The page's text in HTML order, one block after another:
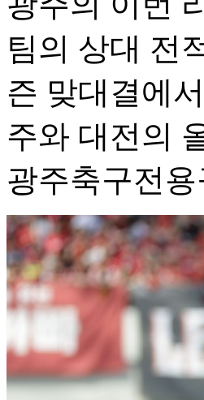
팀의 상대 전
즌 맞대결에
주와 대전의
광주축구전